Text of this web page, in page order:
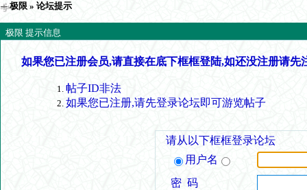
极限 » 论坛提示
极限 提示信息
如果您已注册会员,请直接在底下框框登陆,如还没注册请先
帖子ID非法
如果您已注册,请先登录论坛即可游览帖子
请从以下框框登录论坛
用户名
密 码